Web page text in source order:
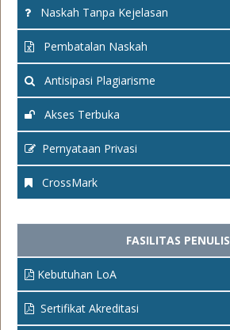
Naskah Tanpa Kejelasan
Pembatalan Naskah
Antisipasi Plagiarisme
Akses Terbuka
Pernyataan Privasi
CrossMark
FASILITAS PENULIS
Kebutuhan LoA
Sertifikat Akreditasi